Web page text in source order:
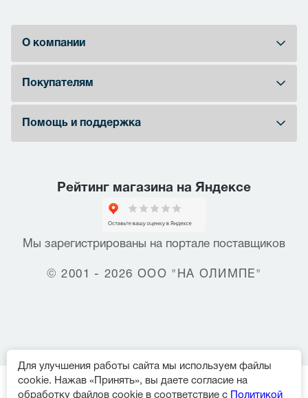
О компании
Покупателям
Помощь и поддержка
Рейтинг магазина на Яндексе
Мы зарегистрированы на портале поставщиков
© 2001 - 2026 ООО "НА ОЛИМПЕ"
Для улучшения работы сайта мы используем файлы
cookie. Нажав «Принять», вы даете согласие на
обработку файлов cookie в соответствие с
Политикой